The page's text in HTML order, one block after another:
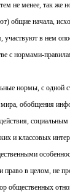
не менее, так же
общие начала,
участвуют в нем
с нормами-
нормы, с одной
мира, обобщения
и классовых
право в целом, не
общественных